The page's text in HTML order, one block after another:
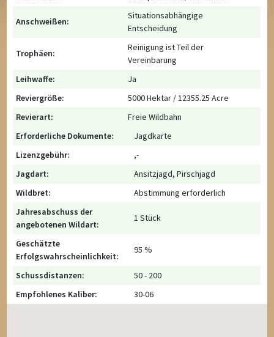
Anschweißen:
Situationsabhängige
Entscheidung
Trophäen:
Reinigung ist Teil der
Vereinbarung
Leihwaffe:
Ja
Reviergröße:
5000 Hektar / 12355.25 Acre
Revierart:
Freie Wildbahn
Erforderliche Dokumente:
Jagdkarte
Lizenzgebühr:
,-
Jagdart:
Ansitzjagd, Pirschjagd
Wildbret:
Abstimmung erforderlich
Jahresabschuss der
angebotenen Wildart:
1 Stück
Geschätzte
Erfolgswahrscheinlichkeit:
95 %
Schussdistanzen:
50 - 200
Empfohlenes Kaliber:
30-06